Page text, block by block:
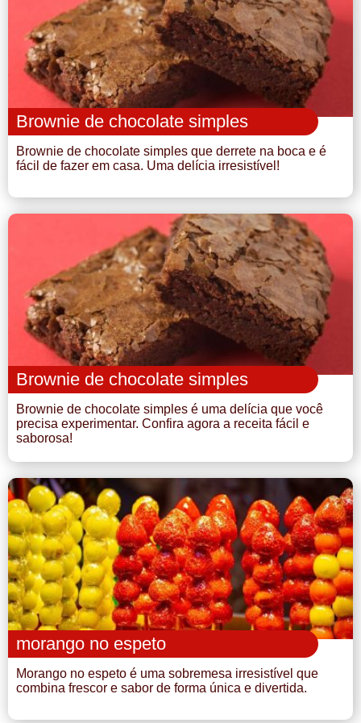
Brownie de chocolate simples
Brownie de chocolate simples que derrete na boca e é
fácil de fazer em casa. Uma delícia irresistível!
Brownie de chocolate simples
Brownie de chocolate simples é uma delícia que você
precisa experimentar. Confira agora a receita fácil e
saborosa!
morango no espeto
Morango no espeto é uma sobremesa irresistível que
combina frescor e sabor de forma única e divertida.